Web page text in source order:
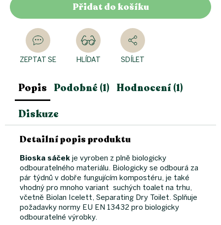
Přidat do košíku
ZEPTAT SE HLÍDAT SDÍLET
Popis Podobné (1) Hodnocení (1)
Diskuze
Detailní popis produktu
Bioska sáček je vyroben z plně biologicky
odbouratelného materiálu. Biologicky se odbourá za
pár týdnů v dobře fungujícím kompostéru, je také
vhodný pro mnoho variant suchých toalet na trhu,
včetně Biolan Icelett, Separating Dry Toilet. Splňuje
požadavky normy EU EN 13432 pro biologicky
odbouratelné výrobky.